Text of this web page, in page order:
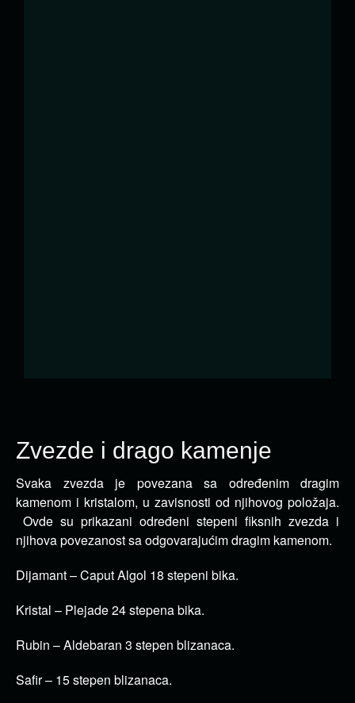
Zvezde i drago kamenje
Svaka zvezda je povezana sa određenim dragim
kamenom i kristalom, u zavisnosti od njihovog položaja.
Ovde su prikazani određeni stepeni fiksnih zvezda i
njihova povezanost sa odgovarajućim dragim kamenom.
Dijamant – Caput Algol 18 stepeni bika.
Kristal – Plejade 24 stepena bika.
Rubin – Aldebaran 3 stepen blizanaca.
Safir – 15 stepen blizanaca.